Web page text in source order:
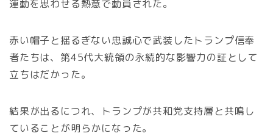
運動を思わせる熱意で動員された。
赤い帽子と揺るぎない忠誠心で武装したトランプ信奉
者たちは、第45代大統領の永続的な影響力の証として
立ちはだかった。
結果が出るにつれ、トランプが共和党支持層と共鳴し
ていることが明らかになった。